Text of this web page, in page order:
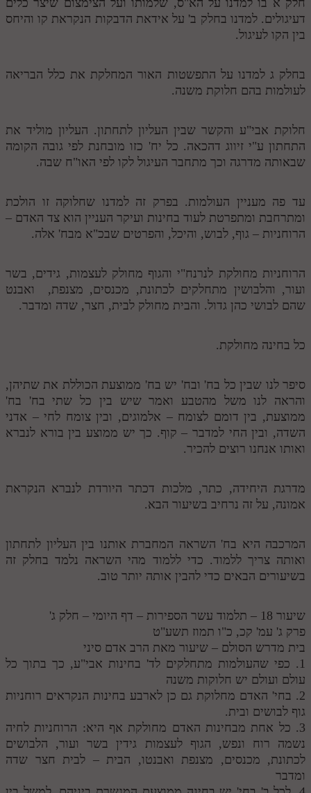
דעיגולים. למדנו בחלק ב' על אידאת הדבקות הנקראת קו והיחס
בין הקו לעיגול.
בחלק ג למדנו על התפשטות האור המחלקת את כלל הבריאה
לעולמות בהם חלוקת משנה.
חלוקת אבי"ע והקשר שבין העליון לתחתון. העליון מוליד את
התחתון ע"י זיווג דהכאה. כל יח' כזו מובחנת לפי גובה הקומה
שבאותה מדרגה וכך מתחבר העיגול לקו לפי האו"ח שבה.
עד פה מעניין העולמות. בפרק זה למדנו שחלוקה זו הולכת
ומתרחבת ומתפרטת לעוד בחינות ועיקר העניין הוא צד האדם –
הרוחניות – גוף, לבוש, והיכל, והפרטים שבכ"א מבח' אלה.
הרוחניות מחולקת לנרנח"י והגוף מחולק לעצמות, גידים, בשר
ועור, והלבושין מתחלקים לכתונת, מכנסים, מצנפת, ואבנט
שהם לבושי כהן גדול. והבית מחולק לבית, חצר, שדה ומדבר.
כל בחינה מחולקת.
סיפר לנו שבין כל בח' ובח' יש בח' ממוצעת הכוללת את שתיהן,
והראה לנו משל מהטבע ואמר שיש בין כל שתי בח' בח'
ממוצעת, בין דומם לצומח – אלמוגים, ובין צומח לחי – אדני
השדה, ובין החי למדבר – קוף. כך יש ממוצע בין בורא לנברא
ואותו אנחנו רוצים להכיר.
מדרגת היחידה, כתר, מלכות דכתר היורדת לנברא הנקראת
אמונה, על זה נרחיב בשיעור הבא.
המרכבה היא בח' השראה המחברת אותנו בין העליון לתחתון
ואותה צריך ללמוד. כדי ללמוד מהי השראה נלמד בחלק זה
בשיעורים הבאים כדי להבין אותה יותר טוב.
שיעור 18 – תלמוד עשר הספירות – דף היומי – חלק ג'
פרק ג' עמ' קכ, כ"ו תמוז תשע"ט
בית מדרש הסולם – שיעור מאת הרב אדם סיני
1. כפי שהעולמות מתחלקים לד' בחינות אבי"ע, כך בתוך כל
עולם ועולם יש חלוקות משנה
2. בחי' האדם מחלוקת גם כן לארבע בחינות הנקראים רוחניות
גוף לבושים ובית.
3. כל אחת מבחינות האדם מחולקת אף היא: הרוחניות לחיה
נשמה רוח ונפש, הגוף לעצמות גידין בשר ועור, הלבושים
לכתונת, מכנסים, מצנפת ואבנטו, הבית – לבית חצר שדה
ומדבר